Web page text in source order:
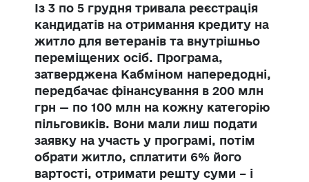
Із 3 по 5 грудня тривала реєстрація
кандидатів на отримання кредиту на
житло для ветеранів та внутрішньо
переміщених осіб. Програма,
затверджена Кабміном напередодні,
передбачає фінансування в 200 млн
грн — по 100 млн на кожну категорію
пільговиків. Вони мали лиш подати
заявку на участь у програмі, потім
обрати житло, сплатити 6% його
вартості, отримати решту суми – і